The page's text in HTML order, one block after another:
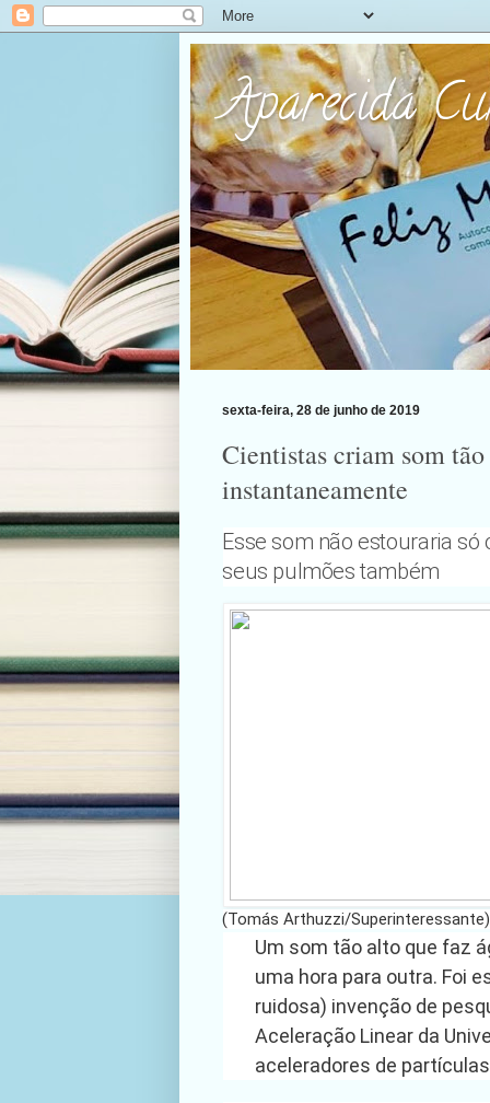
Aparecida
sexta-feira, 28 de junho de 2019
Cientistas criam som
instantaneamente
Esse som não estouraria
seus pulmões também
(Tomás Arthuzzi/Superinteressante)
Um som tão alto que faz
uma hora para outra. Foi
ruidosa) invenção de
Aceleração Linear da
aceleradores de